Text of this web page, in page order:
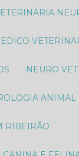
MEDICO
NEURO
RIBEIRÃO